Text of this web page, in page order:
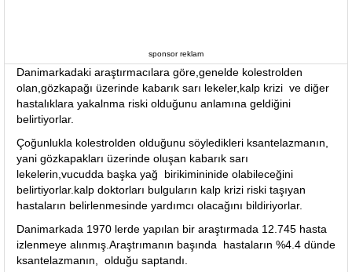
sponsor reklam
Danimarkadaki araştırmacılara göre,genelde kolestrolden
olan,gözkapağı üzerinde kabarık sarı lekeler,kalp krizi ve diğer
hastalıklara yakalnma riski olduğunu anlamına geldiğini
belirtiyorlar.
Çoğunlukla kolestrolden olduğunu söyledikleri ksantelazmanın,
yani gözkapakları üzerinde oluşan kabarık sarı
lekelerin,vucudda başka yağ birikimininide olabileceğini
belirtiyorlar.kalp doktorları bulguların kalp krizi riski taşıyan
hastaların belirlenmesinde yardımcı olacağını bildiriyorlar.
Danimarkada 1970 lerde yapılan bir araştırmada 12.745 hasta
izlenmeye alınmış.Araştrımanın başında hastaların %4.4 dünde
ksantelazmanın, olduğu saptandı.